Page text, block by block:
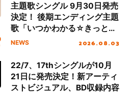
主題歌シングル 9月30日発売
決定！ 後期エンディング主題
歌「いつかわかる☆きっとあ
える」TVサイズ先行配信開
NEWS 2026.08.03
22/7、17thシングルが10月
21日に発売決定！新アーティ
ストビジュアル、BD収録内容